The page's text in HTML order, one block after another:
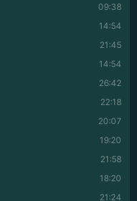
09:38
14:54
21:45
14:54
26:42
22:18
20:07
19:20
21:58
18:20
21:24